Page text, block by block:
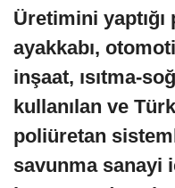
Üretimini
ayakkabı,
inşaat, ısıtma-
kullanılan ve
poliüretan
savunma sanayi